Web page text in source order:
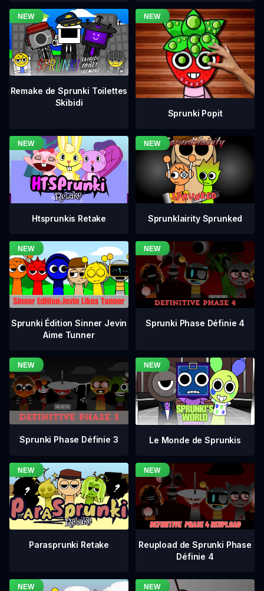
Remake de Sprunki Toilettes
Skibidi
Sprunki Popit
Htsprunkis Retake Sprunklairity Sprunked
Sprunki Édition Sinner Jevin
Aime Tunner
Sprunki Phase Définie 4
Sprunki Phase Définie 3 Le Monde de Sprunkis
Parasprunki Retake
Reupload de Sprunki Phase
Définie 4